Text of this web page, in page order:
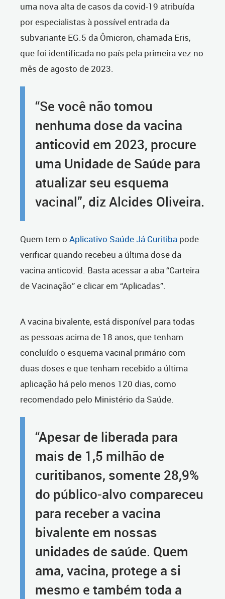
uma nova alta de casos da covid-19 atribuída
por especialistas à possível entrada da
subvariante EG.5 da Ômicron, chamada Eris,
que foi identificada no país pela primeira vez no
mês de agosto de 2023.
“Se você não tomou
nenhuma dose da vacina
anticovid em 2023, procure
uma Unidade de Saúde para
atualizar seu esquema
vacinal”, diz Alcides Oliveira.
Quem tem o Aplicativo Saúde Já Curitiba pode
verificar quando recebeu a última dose da
vacina anticovid. Basta acessar a aba “Carteira
de Vacinação” e clicar em “Aplicadas”.
A vacina bivalente, está disponível para todas
as pessoas acima de 18 anos, que tenham
concluído o esquema vacinal primário com
duas doses e que tenham recebido a última
aplicação há pelo menos 120 dias, como
recomendado pelo Ministério da Saúde.
“Apesar de liberada para
mais de 1,5 milhão de
curitibanos, somente 28,9%
do público-alvo compareceu
para receber a vacina
bivalente em nossas
unidades de saúde. Quem
ama, vacina, protege a si
mesmo e também toda a